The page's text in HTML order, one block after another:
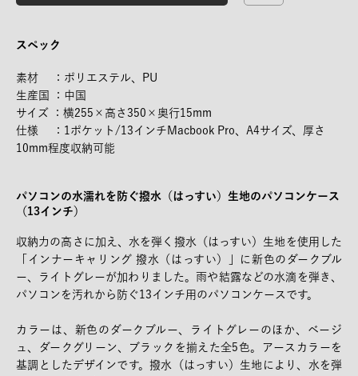
スペック
素材 ：ポリエステル、PU
生産国 ：中国
サイズ ：横255×高さ350×奥行15mm
仕様 ：1ポケット/13インチMacbook Pro、A4サイズ、厚さ
10mm程度収納可能
パソコンの水濡れを防ぐ撥水（はっすい）生地のパソコンケース
（13インチ）
収納力の高さに加え、水を弾く撥水（はっすい）生地を使用した
「インナーキャリング 撥水（はっすい）」に新色のダークブル
ー、ライトグレーが加わりました。雨や結露などの水滴を弾き、
パソコンを汚れから防ぐ13インチ用のパソコンケースです。
カラーは、新色のダークブルー、ライトグレーのほか、ベージ
ュ、ダークグリーン、ブラックを揃えた全5色。アースカラーを
基調としたデザインです。撥水（はっすい）生地により、水を弾